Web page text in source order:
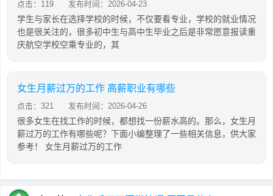
点击：119 发布时间：2026-04-23
学生与家长在选择学校的时候，不仅要看专业，学校的就业情况
也是很关注的，很多初中生与高中生毕业之后是非常愿意报读重
庆航空学校空乘专业的，其
女生月薪过万的工作 高薪职业有哪些
点击：321 发布时间：2026-04-26
很多女生在找工作的时候，都想找一份薪水高的。那么，女生月
薪过万的工作有哪些呢？下面小编整理了一些相关信息，供大家
参考！ 女生月薪过万的工作